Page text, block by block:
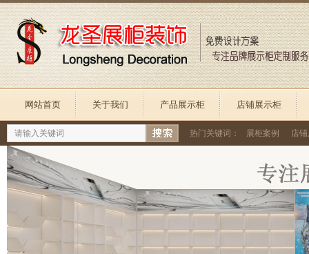
网站首页 关于我们 产品展示柜 店铺展示柜
热门关键词： 展柜案例 店